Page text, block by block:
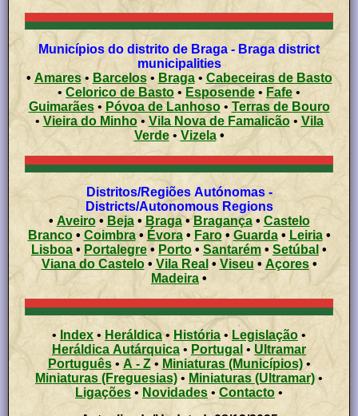
Municípios do distrito de Braga - Braga district
municipalities
• Amares• Barcelos• Braga•Cabeceiras de Basto
•
Celorico de Basto • Esposende • Fafe •
Guimarães• Póvoa de Lanhoso•
Terras de Bouro
• Vieira do Minho• Vila Nova de Famalicão• Vila
Verde• Vizela•
Distritos/Regiões Autónomas -
Districts/Autonomous Regions
• Aveiro• Beja• Braga•Bragança• Castelo
Branco• Coimbra• Évora• Faro• Guarda• Leiria•
Lisboa • Portalegre• Porto • Santarém • Setúbal •
Viana do Castelo• Vila Real • Viseu •Açores •
Madeira •
• Index • Heráldica• História • Legislação •
Heráldica Autárquica• Portugal • Ultramar
Português• A - Z• Miniaturas (Municípios)•
Miniaturas (Freguesias)• Miniaturas (Ultramar)•
Ligações• Novidades •Contacto •